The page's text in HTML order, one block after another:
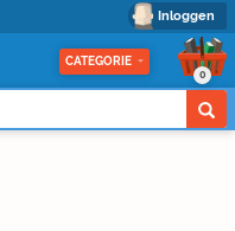
Inloggen
CATEGORIE
0